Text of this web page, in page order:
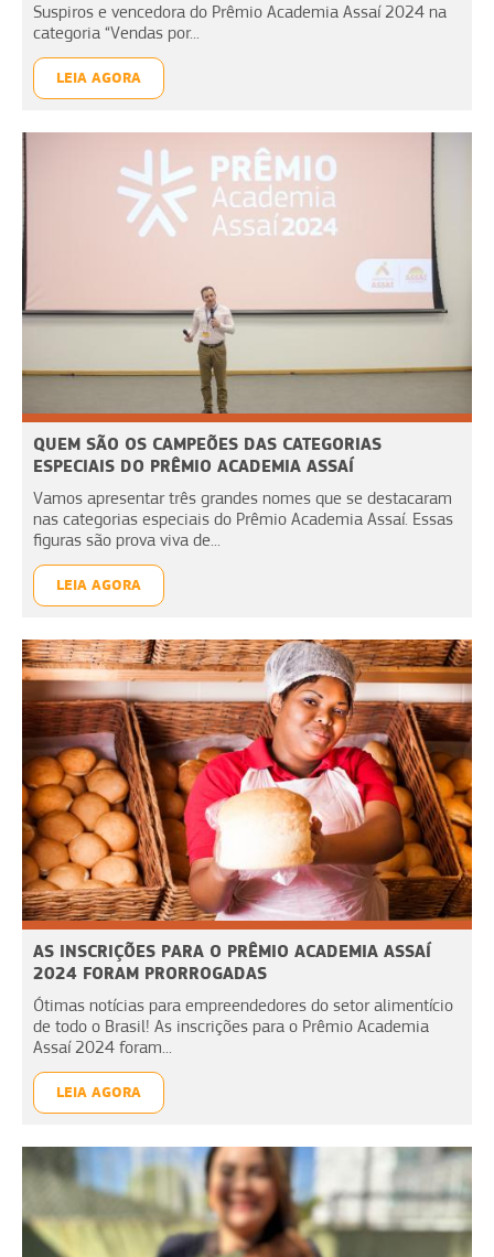
Suspiros e vencedora do Prêmio Academia Assaí 2024 na
categoria “Vendas por...
LEIA AGORA
QUEM SÃO OS CAMPEÕES DAS CATEGORIAS
ESPECIAIS DO PRÊMIO ACADEMIA ASSAÍ
Vamos apresentar três grandes nomes que se destacaram
nas categorias especiais do Prêmio Academia Assaí. Essas
figuras são prova viva de...
LEIA AGORA
AS INSCRIÇÕES PARA O PRÊMIO ACADEMIA ASSAÍ
2024 FORAM PRORROGADAS
Ótimas notícias para empreendedores do setor alimentício
de todo o Brasil! As inscrições para o Prêmio Academia
Assaí 2024 foram...
LEIA AGORA